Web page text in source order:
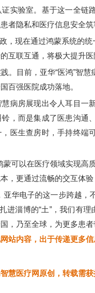
实验室。基于这一全链
者隐私和医疗信息安全筑
现在通过鸿蒙系统的统
互联互通，将极大提升
目前，亚华“医鸿”智慧
百强医院成功落地。
房展现出令人耳目一
，而是集成了医患沟通
医生查房时，手持终端
以在医疗领域实现高
，更通过流畅的交互体
华电子的这一步跨越，
进淄博的“土”，我们有
，乃至全球，为更多患
站内容，出于传递更多
慧医疗网原创，转载需获